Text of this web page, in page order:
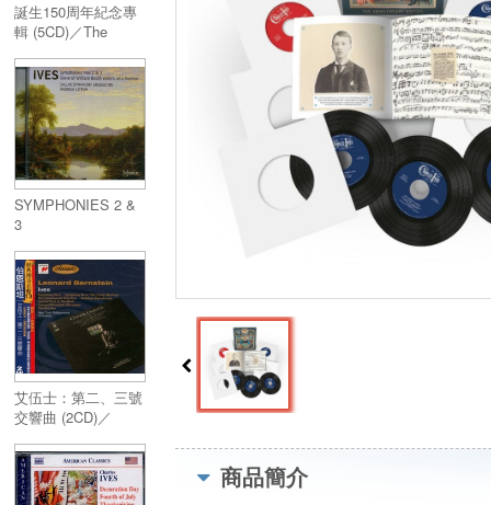
誕生150周年紀念專
輯 (5CD)／The
(5CD)
SYMPHONIES 2 &
3
艾伍士：第二、三號
交響曲 (2CD)／
NOS. 2 & 3, etc
(2CD)
商品簡介